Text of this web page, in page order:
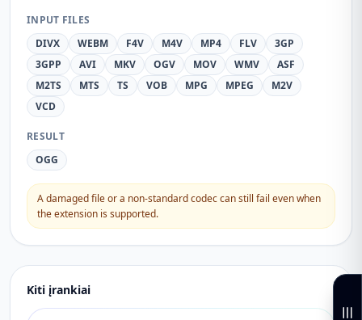
INPUT FILES
DIVX
WEBM F4V M4V MP4 FLV
3GP
3GPP
AVI MKV OGV MOV WMV
ASF
M2TS
MTS TS VOB MPG MPEG
M2V
VCD
RESULT
OGG
A damaged file or a non-standard codec can still fail even when
the extension is supported.
Kiti įrankiai